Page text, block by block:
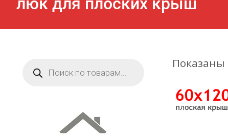
Показаны
товаров